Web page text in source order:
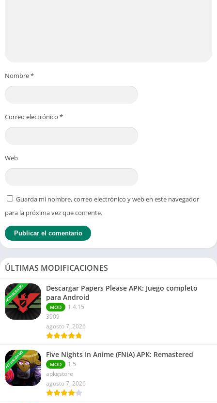
Nombre*
Correo electrónico *
Web
Guarda mi nombre, correo electrónico y web en este navegador
para la próxima vez que comente.
ÚLTIMAS MODIFICACIONES
ACTUALIZADO
Descargar Papers Please APK: Juego completo
para Android
MOD
1.4.15
3909
agosto 7, 2026
ACTUALIZADO Five Nights In Anime (FNiA) APK: Remastered
MOD
1.5
apkgstore
agosto 7, 2026